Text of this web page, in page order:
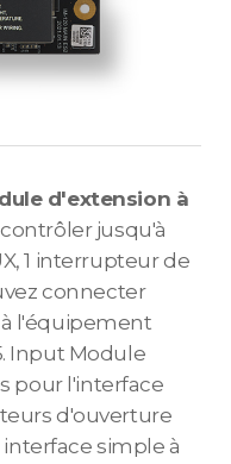
d'extension à
jusqu'à
1 interrupteur de
connecter
l'équipement
Input Module
pour l'interface
d'ouverture
simple à